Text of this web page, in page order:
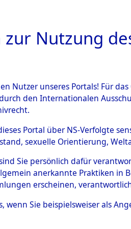
HOME
Nutzung
Nutzer unseres Portals! Für
den Internationalen
Portal über NS-Verfolgte
sexuelle Orientierung,
Sie persönlich dafür
anerkannte Praktiken in
erscheinen,
wenn Sie beispielsweiser als